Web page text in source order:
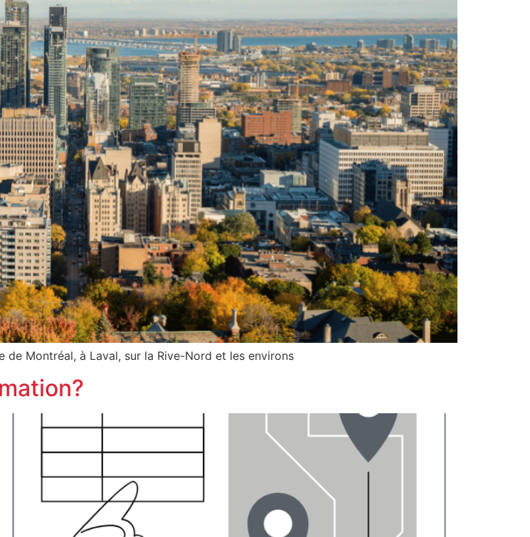
de Montréal, à Laval, sur la Rive-Nord et les environs